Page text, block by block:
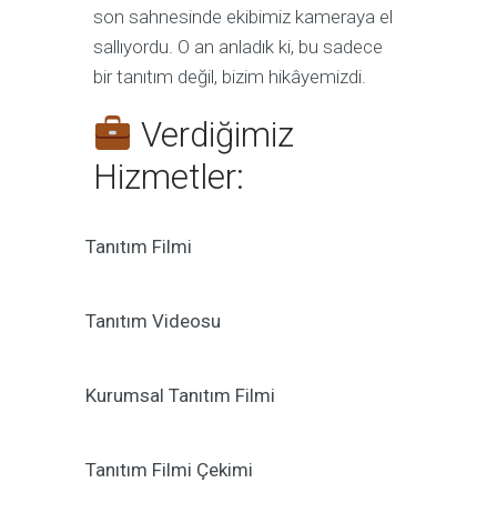
son sahnesinde ekibimiz kameraya el
sallıyordu. O an anladık ki, bu sadece
bir tanıtım değil, bizim hikâyemizdi.
Verdiğimiz
Hizmetler:
Tanıtım Filmi
Tanıtım Videosu
Kurumsal Tanıtım Filmi
Tanıtım Filmi Çekimi